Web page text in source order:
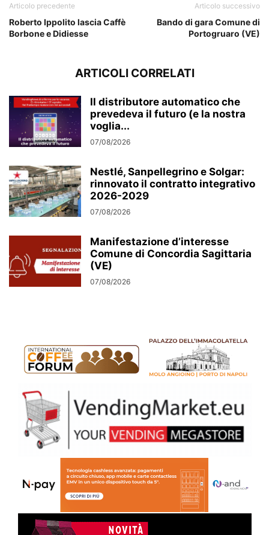
Articolo precedente
Roberto Ippolito lascia Caffè
Borbone e Didiesse
Articolo successivo
Bando di gara Comune di
Portogruaro (VE)
ARTICOLI CORRELATI
Il distributore automatico che
prevedeva il futuro (e la nostra
voglia...
07/08/2026
Nestlé, Sanpellegrino e Solgar:
rinnovato il contratto integrativo
2026-2029
07/08/2026
Manifestazione d’interesse
Comune di Concordia Sagittaria
(VE)
07/08/2026